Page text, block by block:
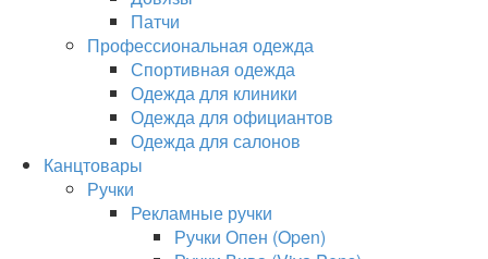
Патчи
Профессиональная одежда
Спортивная одежда
Одежда для клиники
Одежда для официантов
Одежда для салонов
Канцтовары
Ручки
Рекламные ручки
Ручки Опен (Open)